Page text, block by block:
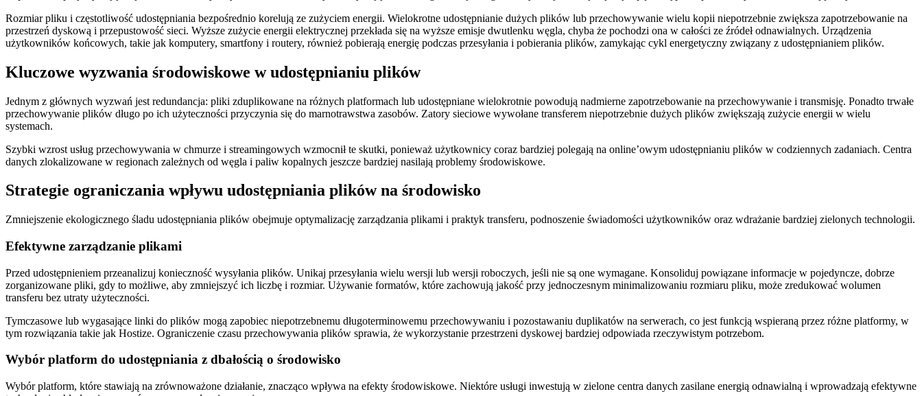
Rozmiar pliku i częstotliwość udostępniania bezpośrednio korelują ze zużyciem energii. Wielokrotne udostępnianie dużych plików lub przechowywanie wielu kopii niepotrzebnie zwiększa zapotrzebowanie na
przestrzeń dyskową i przepustowość sieci. Wyższe zużycie energii elektrycznej przekłada się na wyższe emisje dwutlenku węgla, chyba że pochodzi ona w całości ze źródeł odnawialnych. Urządzenia
użytkowników końcowych, takie jak komputery, smartfony i routery, również pobierają energię podczas przesyłania i pobierania plików, zamykając cykl energetyczny związany z udostępnianiem plików.
Kluczowe wyzwania środowiskowe w udostępnianiu plików
Jednym z głównych wyzwań jest redundancja: pliki zduplikowane na różnych platformach lub udostępniane wielokrotnie powodują nadmierne zapotrzebowanie na przechowywanie i transmisję. Ponadto trwałe
przechowywanie plików długo po ich użyteczności przyczynia się do marnotrawstwa zasobów. Zatory sieciowe wywołane transferem niepotrzebnie dużych plików zwiększają zużycie energii w wielu
systemach.
Szybki wzrost usług przechowywania w chmurze i streamingowych wzmocnił te skutki, ponieważ użytkownicy coraz bardziej polegają na online’owym udostępnianiu plików w codziennych zadaniach. Centra
danych zlokalizowane w regionach zależnych od węgla i paliw kopalnych jeszcze bardziej nasilają problemy środowiskowe.
Strategie ograniczania wpływu udostępniania plików na środowisko
Zmniejszenie ekologicznego śladu udostępniania plików obejmuje optymalizację zarządzania plikami i praktyk transferu, podnoszenie świadomości użytkowników oraz wdrażanie bardziej zielonych technologii.
Efektywne zarządzanie plikami
Przed udostępnieniem przeanalizuj konieczność wysyłania plików. Unikaj przesyłania wielu wersji lub wersji roboczych, jeśli nie są one wymagane. Konsoliduj powiązane informacje w pojedyncze, dobrze
zorganizowane pliki, gdy to możliwe, aby zmniejszyć ich liczbę i rozmiar. Używanie formatów, które zachowują jakość przy jednoczesnym minimalizowaniu rozmiaru pliku, może zredukować wolumen
transferu bez utraty użyteczności.
Tymczasowe lub wygasające linki do plików mogą zapobiec niepotrzebnemu długoterminowemu przechowywaniu i pozostawaniu duplikatów na serwerach, co jest funkcją wspieraną przez różne platformy, w
tym rozwiązania takie jak Hostize. Ograniczenie czasu przechowywania plików sprawia, że wykorzystanie przestrzeni dyskowej bardziej odpowiada rzeczywistym potrzebom.
Wybór platform do udostępniania z dbałością o środowisko
Wybór platform, które stawiają na zrównoważone działanie, znacząco wpływa na efekty środowiskowe. Niektóre usługi inwestują w zielone centra danych zasilane energią odnawialną i wprowadzają efektywne